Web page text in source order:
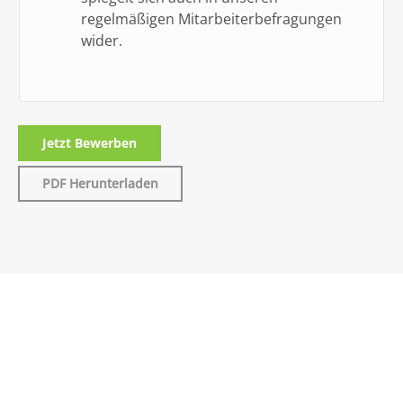
regelmäßigen Mitarbeiterbefragungen
wider.
Jetzt Bewerben
PDF Herunterladen